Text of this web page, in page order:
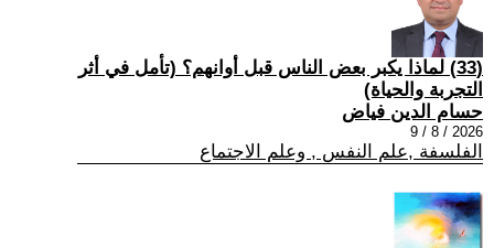
(33) لماذا يكبر بعض الناس قبل أوانهم؟ (تأمل في أثر
التجربة والحياة)
حسام الدين فياض
2026 / 8 / 9
الفلسفة ,علم النفس , وعلم الاجتماع